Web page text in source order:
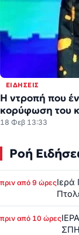
ΕΙΔΉΣΕΙΣ
Η ντροπή που
κορύφωση του
18 Φεβ 13:33
Ροή
πριν από 9 ώρεςΙερά
πριν από 10 ώρες